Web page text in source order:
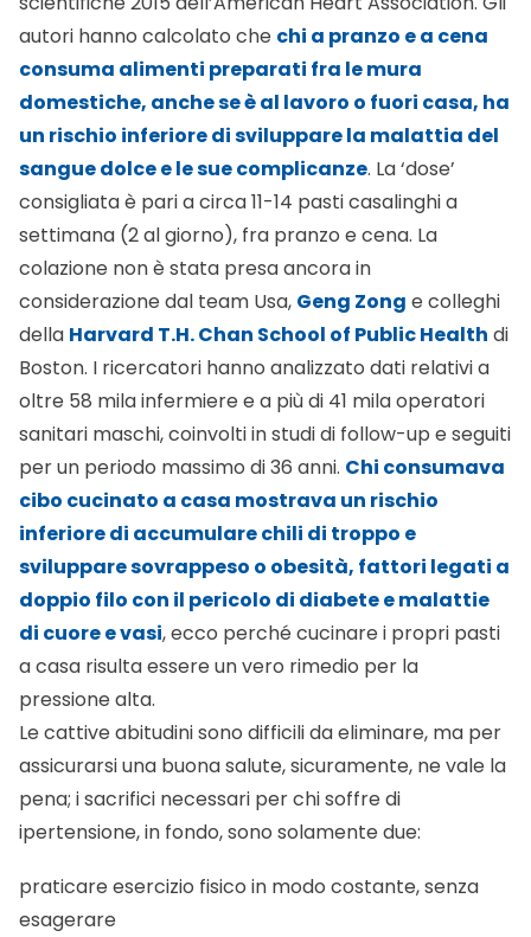
autori hanno calcolato che chi a pranzo e a cena
consuma alimenti preparati fra le mura
domestiche, anche se è al lavoro o fuori casa, ha
un rischio inferiore di sviluppare la malattia del
sangue dolce e le sue complicanze. La ‘dose’
consigliata è pari a circa 11-14 pasti casalinghi a
settimana (2 al giorno), fra pranzo e cena. La
colazione non è stata presa ancora in
considerazione dal team Usa, Geng Zong e colleghi
della Harvard T.H. Chan School of Public Health di
Boston. I ricercatori hanno analizzato dati relativi a
oltre 58 mila infermiere e a più di 41 mila operatori
sanitari maschi, coinvolti in studi di follow-up e seguiti
per un periodo massimo di 36 anni. Chi consumava
cibo cucinato a casa mostrava un rischio
inferiore di accumulare chili di troppo e
sviluppare sovrappeso o obesità, fattori legati a
doppio filo con il pericolo di diabete e malattie
di cuore e vasi, ecco perché cucinare i propri pasti
a casa risulta essere un vero rimedio per la
pressione alta.
Le cattive abitudini sono difficili da eliminare, ma per
assicurarsi una buona salute, sicuramente, ne vale la
pena; i sacrifici necessari per chi soffre di
ipertensione, in fondo, sono solamente due:
praticare esercizio fisico in modo costante, senza
esagerare